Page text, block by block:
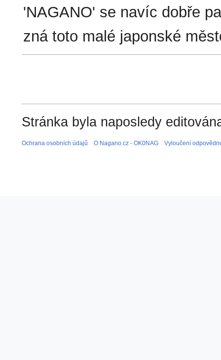
'NAGANO' se navíc dobře
zná toto malé japonské
Stránka byla naposledy
Ochrana osobních údajů O Nagano.cz - OK0NAG Vyloučení